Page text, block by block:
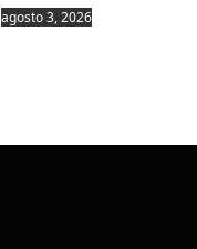
agosto 3, 2026